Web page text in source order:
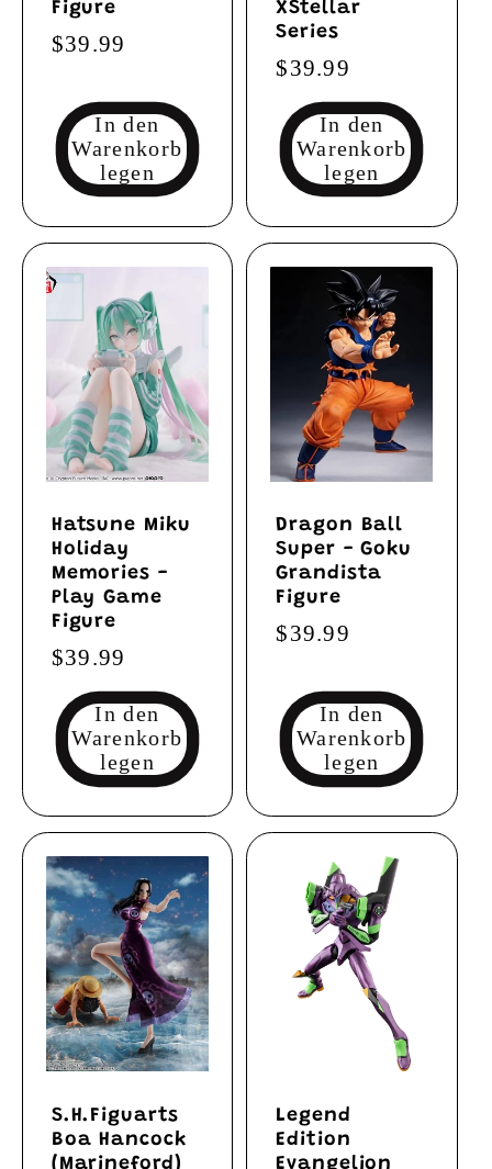
Figure
Normaler
$39.99
In den
Warenkorb
legen
XStellar
Series
Normaler
Preis
$39.99
In den
Warenkorb
legen
Hatsune Miku
Holiday
Memories -
Play Game
Figure
Normaler
Preis
$39.99
In den
Warenkorb
legen
Dragon Ball
Super - Goku
Grandista
Figure
Normaler
$39.99
In den
Warenkorb
legen
S.H.Figuarts
Boa Hancock
(Marineford)
Legend
Edition
Evangelion